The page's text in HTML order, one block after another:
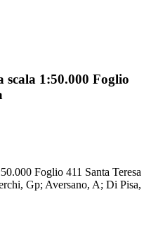
1:50.000 Foglio
Foglio 411 Santa Teresa
Gp; Aversano, A; Di Pisa,